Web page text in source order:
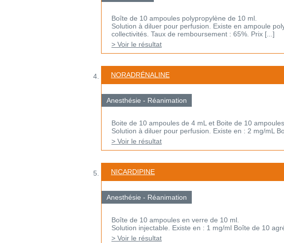
Boîte de 10 ampoules polypropylène de 10 ml.
Solution à diluer pour perfusion. Existe en ampoule
collectivités. Taux de remboursement : 65%. Prix [...]
> Voir le résultat
NORADRÉNALINE
Anesthésie - Réanimation
Boite de 10 ampoules de 4 mL et Boite de 10
Solution à diluer pour perfusion. Existe en : 2 mg/mL
> Voir le résultat
NICARDIPINE
Anesthésie - Réanimation
Boîte de 10 ampoules en verre de 10 ml.
Solution injectable. Existe en : 1 mg/ml Boîte de 10
> Voir le résultat